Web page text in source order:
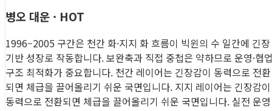
병오 대운 · HOT
1996–2005 구간은 천간 화·지지 화 흐름이 빅윈의 수 일간에 긴장
기반 성장로 작동합니다. 보완축과 직접 중첩은 약하므로 운영·협
구조 최적화가 중요합니다. 천간 레이어는 긴장감이 동력으로 전환
되면 체급을 끌어올리기 쉬운 국면입니다. 지지 레이어는 긴장감이
동력으로 전환되면 체급을 끌어올리기 쉬운 국면입니다. 실전 운영